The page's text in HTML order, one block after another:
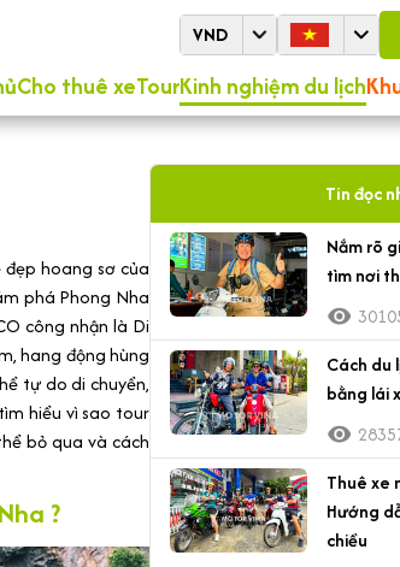
VND
Cho thuê xeTourKinh nghiệm du lịch
hoang sơ của
phá Phong Nha
công nhận là Di
hang động hùng
tự do di chuyển,
hiểu vì sao tour
bỏ qua và cách
?
Tin đọc
Nắm rõ
tìm nơi
Cách du
bằng lái
Thuê xe
Hướng
chiều